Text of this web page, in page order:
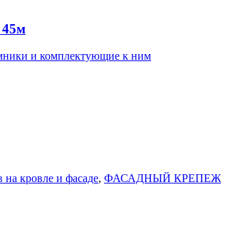
и комплектующие к ним
кровле и фасаде, ФАСАДНЫЙ КРЕПЕЖ